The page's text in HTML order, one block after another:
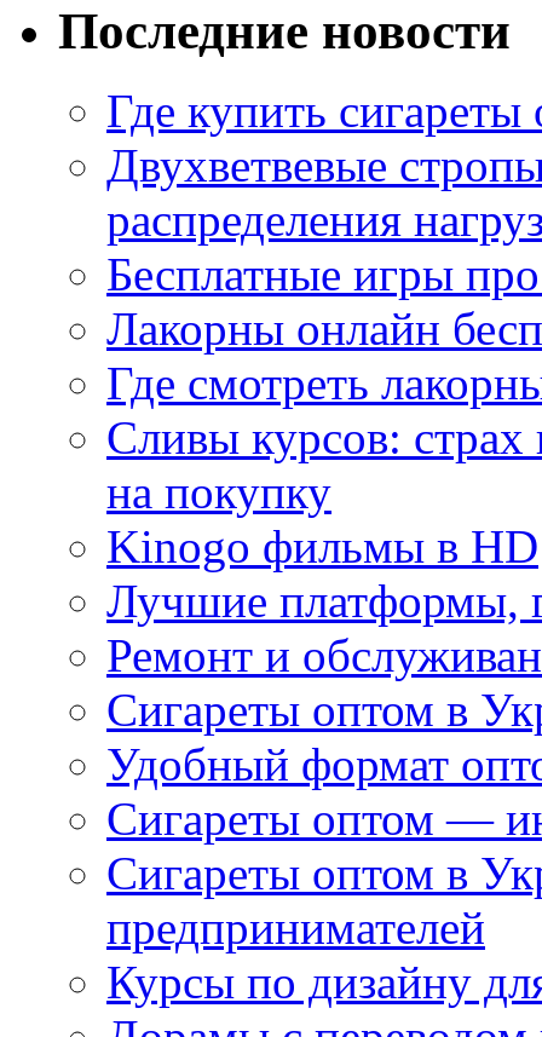
Последние новости
Где купить
Двухветвевые
распределения
Бесплатные игры
Лакорны онлайн
Где смотреть
Сливы курсов:
на покупку
Kinogo фильмы в HD
Лучшие платформы,
Ремонт и
Сигареты оптом в
Удобный формат
Сигареты оптом —
Сигареты оптом в
предпринимателей
Курсы по дизайну